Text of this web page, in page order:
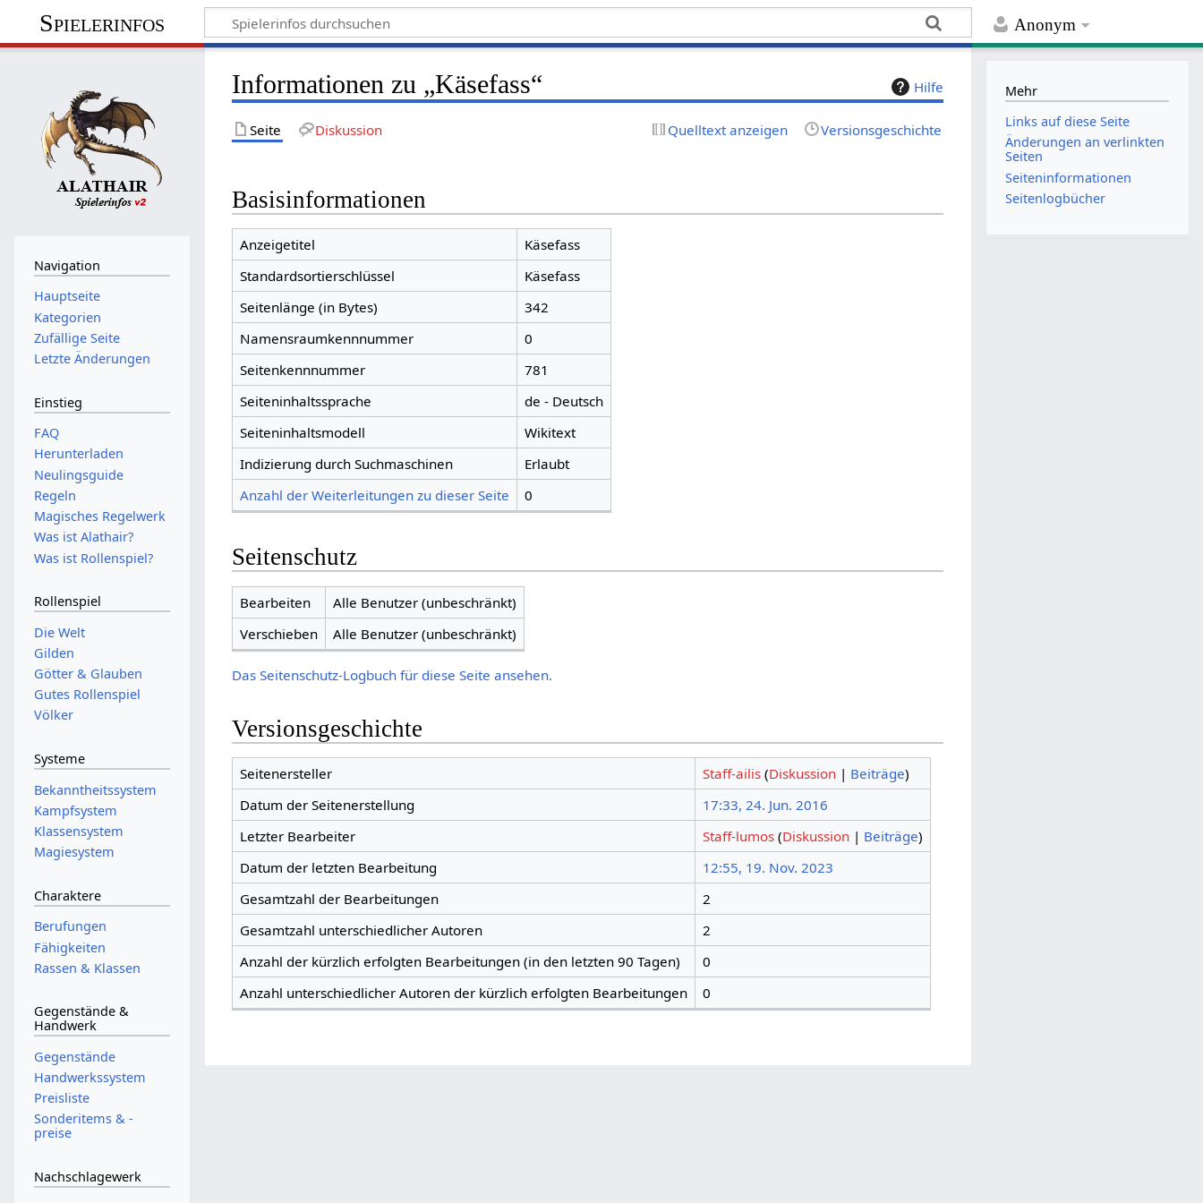
Anonym
Spielerinfos
Hilfe
Informationen zu „Käsefass“
Seite Diskussion Quelltext anzeigen Versionsgeschichte
Basisinformationen
Anzeigetitel
Käsefass
Standardsortierschlüssel
Käsefass
Seitenlänge (in Bytes)
342
Namensraumkennnummer
0
Seitenkennnummer
781
Seiteninhaltssprache
de - Deutsch
Seiteninhaltsmodell
Wikitext
Indizierung durch Suchmaschinen
Erlaubt
Anzahl der Weiterleitungen zu dieser Seite
0
Seitenschutz
Bearbeiten
Alle Benutzer (unbeschränkt)
Verschieben
Alle Benutzer (unbeschränkt)
Das Seitenschutz-Logbuch für diese Seite ansehen.
Versionsgeschichte
Seitenersteller Staff-ailis (Diskussion| Beiträge)
Datum der Seitenerstellung
17:33, 24. Jun. 2016
Letzter Bearbeiter
Staff-lumos (Diskussion| Beiträge)
Datum der letzten Bearbeitung
12:55, 19. Nov. 2023
Gesamtzahl der Bearbeitungen
2
Gesamtzahl unterschiedlicher Autoren
2
Anzahl der kürzlich erfolgten Bearbeitungen (in den letzten 90 Tagen)
0
Anzahl unterschiedlicher Autoren der kürzlich erfolgten Bearbeitungen
0
Navigation
Hauptseite
Kategorien
Zufällige Seite
Letzte Änderungen
Einstieg
FAQ
Herunterladen
Neulingsguide
Regeln
Magisches Regelwerk
Was ist Alathair?
Was ist Rollenspiel?
Rollenspiel
Die Welt
Gilden
Götter & Glauben
Gutes Rollenspiel
Völker
Systeme
Bekanntheitssystem
Kampfsystem
Klassensystem
Magiesystem
Charaktere
Berufungen
Fähigkeiten
Rassen & Klassen
Gegenstände &
Handwerk
Gegenstände
Handwerkssystem
Preisliste
Sonderitems & -
preise
Nachschlagewerk
Mehr
Links auf diese Seite
Änderungen an verlinkten
Seiten
Seiten­­informationen
Seitenlogbücher